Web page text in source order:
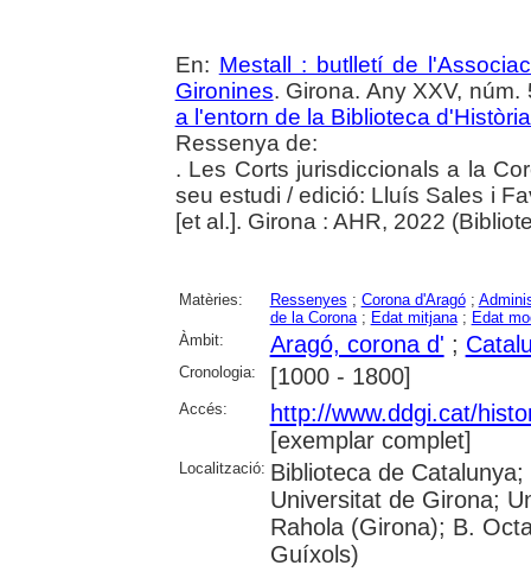
En: Mestall : butlletí de
Gironines. Girona. Any XXV,
a l'entorn de la Biblioteca
Ressenya de:
. Les Corts jurisdiccionals a la
seu estudi / edició: Lluís Sales i
[et al.]. Girona : AHR, 2022
Matèries: Ressenyes ; Corona d'Aragó;
de la Corona; Edat mitjana; Edat
Àmbit:
Aragó, corona d' ;
Cronologia: [1000 - 1800]
Accés:
http://www.ddgi.cat/
[exemplar complet]
Localització: Biblioteca de
Universitat de Girona;
Rahola (Girona); B.
Guíxols)